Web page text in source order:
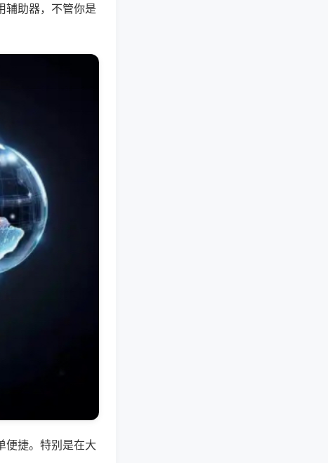
辅助器，不管你是
便捷。特别是在大